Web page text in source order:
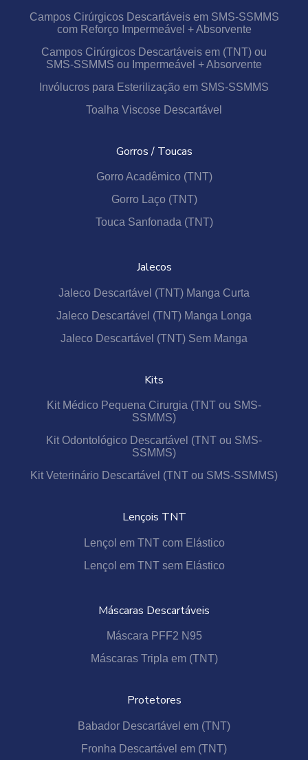
Campos Cirúrgicos Descartáveis em SMS-SSMMS
com Reforço Impermeável + Absorvente
Campos Cirúrgicos Descartáveis em (TNT) ou
SMS-SSMMS ou Impermeável + Absorvente
Invólucros para Esterilização em SMS-SSMMS
Toalha Viscose Descartável
Gorros / Toucas
Gorro Acadêmico (TNT)
Gorro Laço (TNT)
Touca Sanfonada (TNT)
Jalecos
Jaleco Descartável (TNT) Manga Curta
Jaleco Descartável (TNT) Manga Longa
Jaleco Descartável (TNT) Sem Manga
Kits
Kit Médico Pequena Cirurgia (TNT ou SMS-
SSMMS)
Kit Odontológico Descartável (TNT ou SMS-
SSMMS)
Kit Veterinário Descartável (TNT ou SMS-SSMMS)
Lençois TNT
Lençol em TNT com Elástico
Lençol em TNT sem Elástico
Máscaras Descartáveis
Máscara PFF2 N95
Máscaras Tripla em (TNT)
Protetores
Babador Descartável em (TNT)
Fronha Descartável em (TNT)